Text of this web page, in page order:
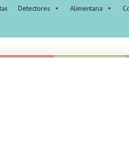
Detectores Alimentaria